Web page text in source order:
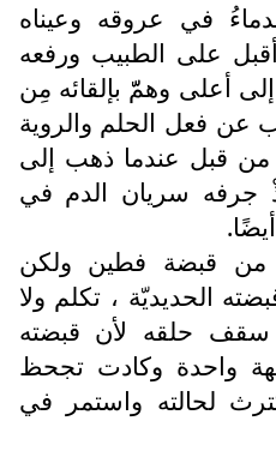
في عروقه وعيناه
على الطبيب ورفعه
إلى أعلى وهمّّ بإلقائه مِن
عن فعل الحلم والروية
من قبل عندما ذهب إلى
جرفه سريان الدم في
من قبضة فطين ولكن
الحديديّة ، تكلم ولا
سقف حلقه لأن قبضته
واحدة وكادت تجحظ
لحالته واستمر في